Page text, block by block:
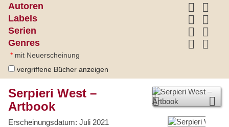
Autoren  
Labels  
Serien  
Genres  
* mit Neuerscheinung
vergriffene Bücher anzeigen
 
Serpieri West –
Artbook
Erscheinungsdatum: Juli 2021